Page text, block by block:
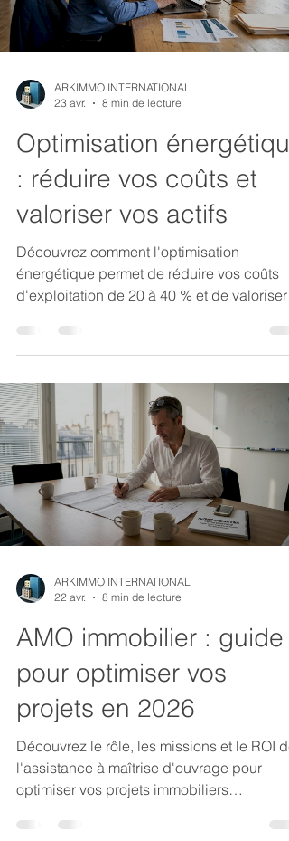
ARKIMMO INTERNATIONAL
23 avr.
8 min de lecture
Optimisation énergétique
: réduire vos coûts et
valoriser vos actifs
Découvrez comment l'optimisation
énergétique permet de réduire vos coûts
d'exploitation de 20 à 40 % et de valoriser
ARKIMMO INTERNATIONAL
22 avr.
8 min de lecture
AMO immobilier : guide
pour optimiser vos
projets en 2026
Découvrez le rôle, les missions et le ROI de
l'assistance à maîtrise d'ouvrage pour
optimiser vos projets immobiliers